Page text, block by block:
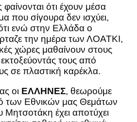
ότι έχουν μέσα
που σίγουρα δεν ισχύει,
ενώ στην Ελλάδα ο
την ημέρα των ΛΟΑΤΚΙ,
χώρες μαθαίνουν στους
τους από
σε πλαστική καρέκλα.
οι ΕΛΛΗΝΕΣ, θεωρούμε
των Εθνικών μας Θεμάτων
έχει αποτύχει